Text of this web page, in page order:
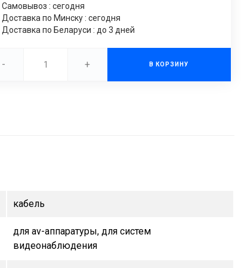
Самовывоз : сегодня
Доставка по Минску : сегодня
Доставка по Беларуси : до 3 дней
- + В КОРЗИНУ
кабель
для av-аппаратуры, для систем
видеонаблюдения